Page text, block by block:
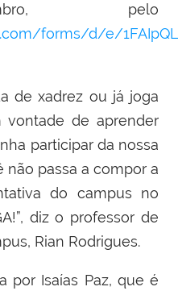
pelo
forms/d/e/
de xadrez ou já joga
de aprender
participar da nossa
não passa a compor a
do campus no
diz o professor de
Rian Rodrigues.
por Isaías Paz, que é